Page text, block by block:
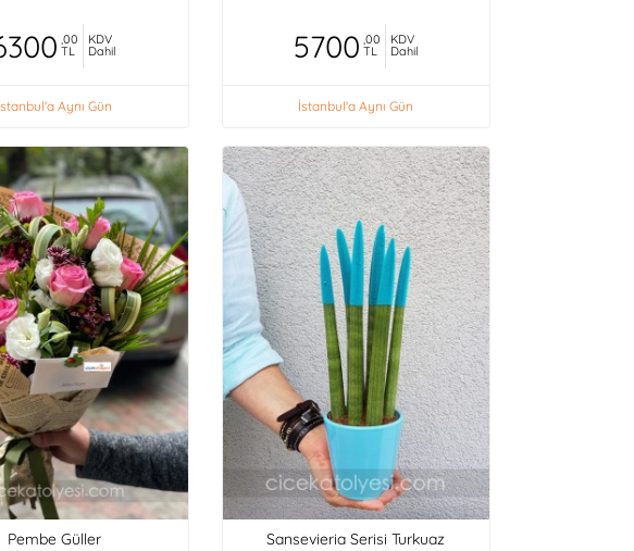
,00
TL
KDV
Dahil
Aynı Gün
5700 ,00
TL
KDV
Dahil
İstanbul'a Aynı Gün
Pembe Güller Sansevieria Serisi Turkuaz